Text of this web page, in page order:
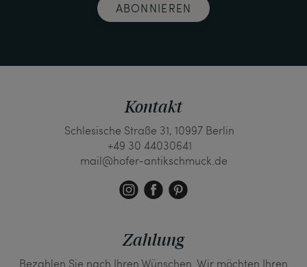
ABONNIEREN
Kontakt
Schlesische Straße 31, 10997 Berlin
+49 30 44030641
mail@hofer-antikschmuck.de
Zahlung
Bezahlen Sie nach Ihren Wünschen. Wir möchten Ihren